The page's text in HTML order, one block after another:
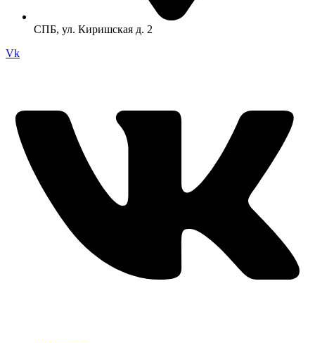
СПБ, ул. Киришская д. 2
Vk